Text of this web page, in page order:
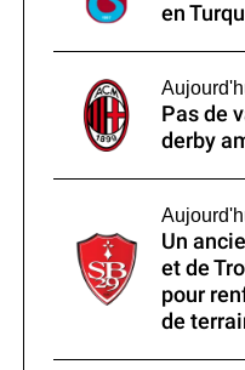
en
Pas de
derby
Un
et de
pour
de